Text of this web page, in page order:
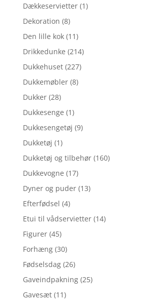
Dækkeservietter (1)
Dekoration (8)
Den lille kok (11)
Drikkedunke (214)
Dukkehuset (227)
Dukkemøbler (8)
Dukker (28)
Dukkesenge (1)
Dukkesengetøj (9)
Dukketøj (1)
Dukketøj og tilbehør (160)
Dukkevogne (17)
Dyner og puder (13)
Efterfødsel (4)
Etui til vådservietter (14)
Figurer (45)
Forhæng (30)
Fødselsdag (26)
Gaveindpakning (25)
Gavesæt (11)